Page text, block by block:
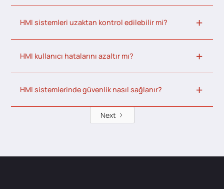
HMI sistemleri uzaktan kontrol edilebilir mi?
HMI kullanıcı hatalarını azaltır mı?
HMI sistemlerinde güvenlik nasıl sağlanır?
Next